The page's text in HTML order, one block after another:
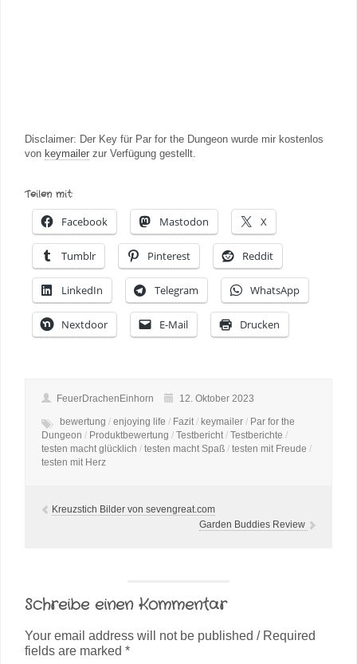
Disclaimer: Der Key für Par for the Dungeon wurde mir kostenlos
von keymailer zur Verfügung gestellt.
Teilen mit:
Facebook Mastodon X
Tumblr Pinterest Reddit
LinkedIn Telegram WhatsApp
Nextdoor E-Mail Drucken
FeuerDrachenEinhorn 12. Oktober 2023
bewertung / enjoying life / Fazit / keymailer / Par for the
Dungeon / Produktbewertung / Testbericht / Testberichte /
testen macht glücklich / testen macht Spaß / testen mit Freude /
testen mit Herz
Kreuzstich Bilder von sevengreat.com
Garden Buddies Review
Schreibe einen Kommentar
Your email address will not be published / Required
fields are marked *